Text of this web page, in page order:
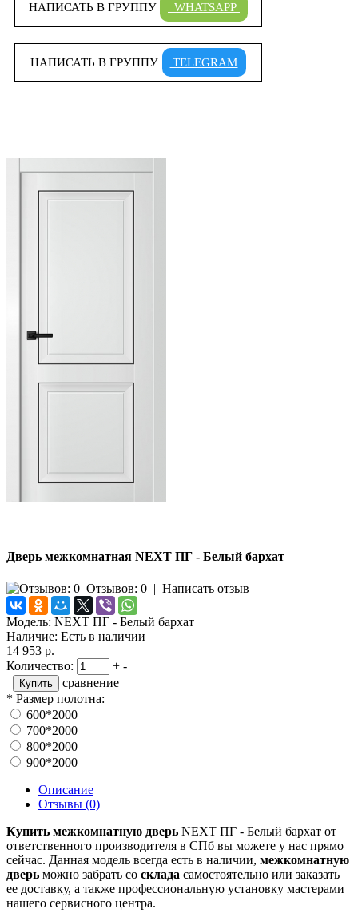
НАПИСАТЬ В ГРУППУ WHATSAPP
НАПИСАТЬ В ГРУППУ TELEGRAM
Дверь межкомнатная NEXT ПГ - Белый бархат
Отзывов: 0 | Написать отзыв
Модель: NEXT ПГ - Белый бархат
Наличие: Есть в наличии
14 953 р.
Количество:
+ -
сравнение
* Размер полотна:
600*2000
700*2000
800*2000
900*2000
Описание
Отзывы (0)
Купить межкомнатную дверь NEXT ПГ - Белый бархат от
ответственного производителя в СПб вы можете у нас прямо
сейчас. Данная модель всегда есть в наличии, межкомнатную
дверь можно забрать со склада самостоятельно или заказать
ее доставку, а также профессиональную установку мастерами
нашего сервисного центра.